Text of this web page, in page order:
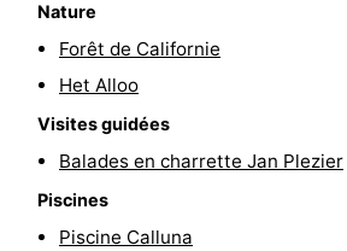
Voir
faire
Lieux
d'intérêt
Musées
Monuments
Nature
Forêt de Californie
Het Alloo
Visites guidées
Balades en charrette Jan Plezier
Piscines
Piscine Calluna